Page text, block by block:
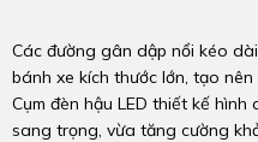
Các đường gân dập nổi kéo
bánh xe kích thước lớn, tạo
Cụm đèn hậu LED thiết kế
sang trọng, vừa tăng cường